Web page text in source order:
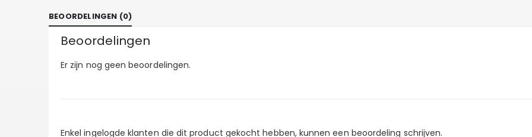
BEOORDELINGEN (0)
Beoordelingen
Er zijn nog geen beoordelingen.
Enkel ingelogde klanten die dit product gekocht hebben, kunnen een beoordeling schrijven.